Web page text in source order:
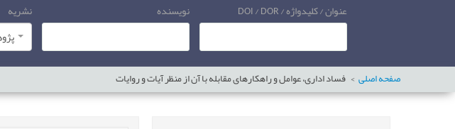
عنوان / کلیدواژه / DOI / DOR نویسنده
نشریه
صفحه اصلی فساد اداری، عوامل و راهکارهای مقابله با آن از منظر آیات و روایات